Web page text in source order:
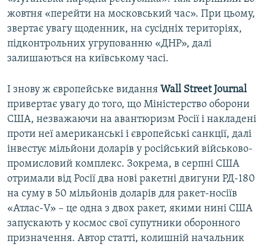
жовтня «перейти на московський час». При цьому,
звертає увагу щоденник, на сусідніх територіях,
підконтрольних угрупованню «ДНР», далі
залишаються на київському часі.
І знову ж європейське видання Wall Street Journal
привертає увагу до того, що Міністерство оборони
США, незважаючи на авантюризм Росії і накладені
проти неї американські і європейські санкції, далі
інвестує мільйони доларів у російський військово-
промисловий комплекс. Зокрема, в серпні США
отримали від Росії два нові ракетні двигуни РД-180
на суму в 50 мільйонів доларів для ракет-носіїв
«Атлас-V» – це одна з двох ракет, якими нині США
запускають у космос свої супутники оборонного
призначення. Автор статті, колишній начальник